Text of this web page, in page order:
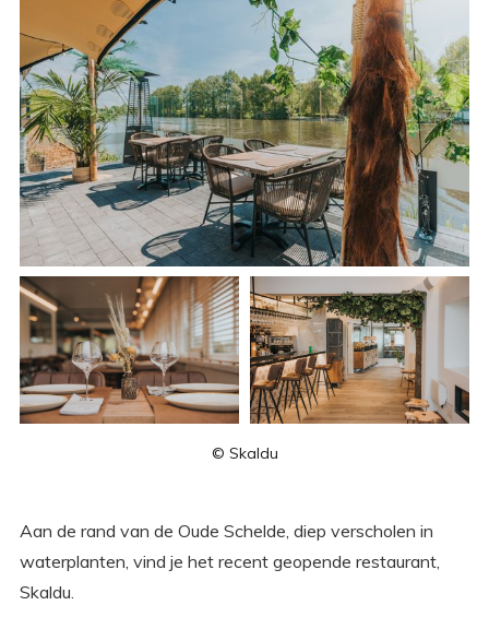
© Skaldu
Aan de rand van de Oude Schelde, diep verscholen in
waterplanten, vind je het recent geopende restaurant,
Skaldu.